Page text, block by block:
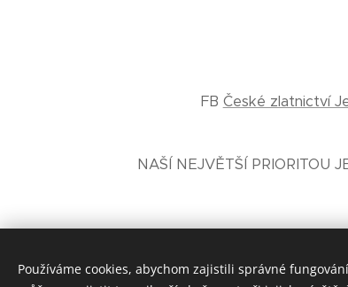
FB České zlatnictví
NAŠÍ NEJVĚTŠÍ PRIORITOU
Používáme cookies, abychom zajistili správné